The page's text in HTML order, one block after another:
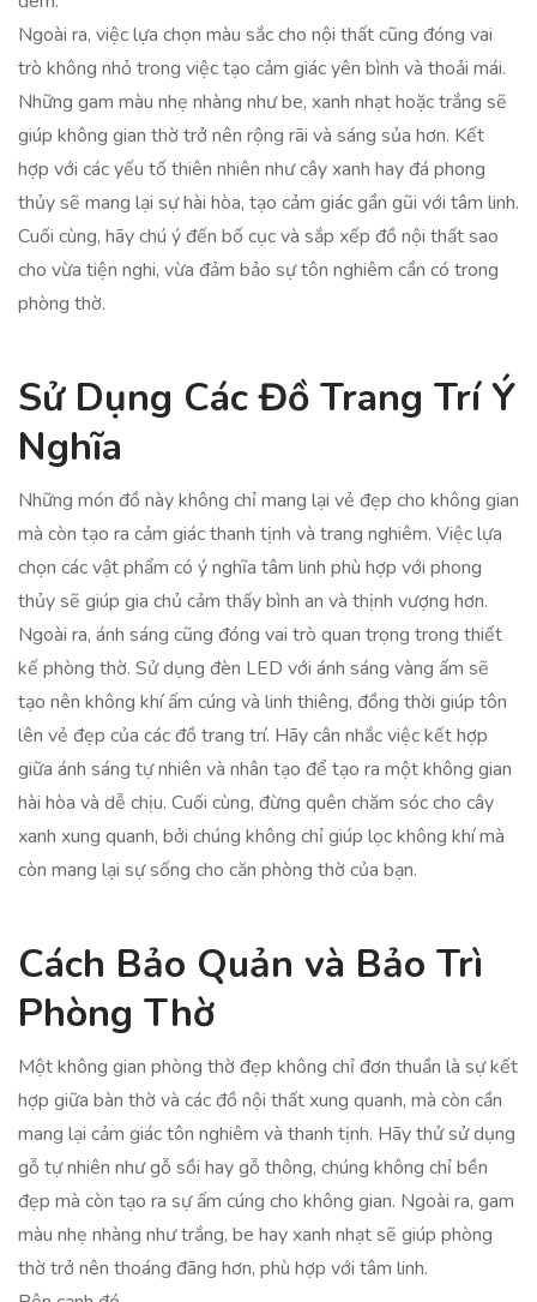
Ngoài ra, việc lựa chọn màu sắc cho nội thất cũng đóng vai
trò không nhỏ trong việc tạo cảm giác yên bình và thoải mái.
Những gam màu nhẹ nhàng như be, xanh nhạt hoặc trắng sẽ
giúp không gian thờ trở nên rộng rãi và sáng sủa hơn. Kết
hợp với các yếu tố thiên nhiên như cây xanh hay đá phong
thủy sẽ mang lại sự hài hòa, tạo cảm giác gần gũi với tâm linh.
Cuối cùng, hãy chú ý đến bố cục và sắp xếp đồ nội thất sao
cho vừa tiện nghi, vừa đảm bảo sự tôn nghiêm cần có trong
phòng thờ.
Sử Dụng Các Đồ Trang Trí Ý
Nghĩa
Những món đồ này không chỉ mang lại vẻ đẹp cho không gian
mà còn tạo ra cảm giác thanh tịnh và trang nghiêm. Việc lựa
chọn các vật phẩm có ý nghĩa tâm linh phù hợp với phong
thủy sẽ giúp gia chủ cảm thấy bình an và thịnh vượng hơn.
Ngoài ra, ánh sáng cũng đóng vai trò quan trọng trong thiết
kế phòng thờ. Sử dụng đèn LED với ánh sáng vàng ấm sẽ
tạo nên không khí ấm cúng và linh thiêng, đồng thời giúp tôn
lên vẻ đẹp của các đồ trang trí. Hãy cân nhắc việc kết hợp
giữa ánh sáng tự nhiên và nhân tạo để tạo ra một không gian
hài hòa và dễ chịu. Cuối cùng, đừng quên chăm sóc cho cây
xanh xung quanh, bởi chúng không chỉ giúp lọc không khí mà
còn mang lại sự sống cho căn phòng thờ của bạn.
Cách Bảo Quản và Bảo Trì
Phòng Thờ
Một không gian phòng thờ đẹp không chỉ đơn thuần là sự kết
hợp giữa bàn thờ và các đồ nội thất xung quanh, mà còn cần
mang lại cảm giác tôn nghiêm và thanh tịnh. Hãy thử sử dụng
gỗ tự nhiên như gỗ sồi hay gỗ thông, chúng không chỉ bền
đẹp mà còn tạo ra sự ấm cúng cho không gian. Ngoài ra, gam
màu nhẹ nhàng như trắng, be hay xanh nhạt sẽ giúp phòng
thờ trở nên thoáng đãng hơn, phù hợp với tâm linh.